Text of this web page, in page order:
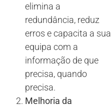
elimina a
redundância, reduz
erros e capacita a sua
equipa com a
informação de que
precisa, quando
precisa.
Melhoria da